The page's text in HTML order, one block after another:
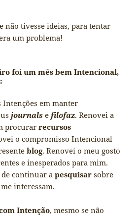
não tivesse ideias, para tentar
um problema!
foi um mês bem Intencional,
Intenções em manter
journals e filofaz. Renovei a
procurarrecursos
o compromisso Intencional
blog. Renovei o meu gosto
e inesperados para mim.
de continuar apesquisar sobre
interessam.
Intenção, mesmo se não